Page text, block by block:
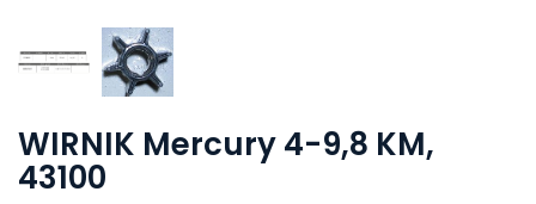
WIRNIK Mercury 4-9,8 KM,
43100